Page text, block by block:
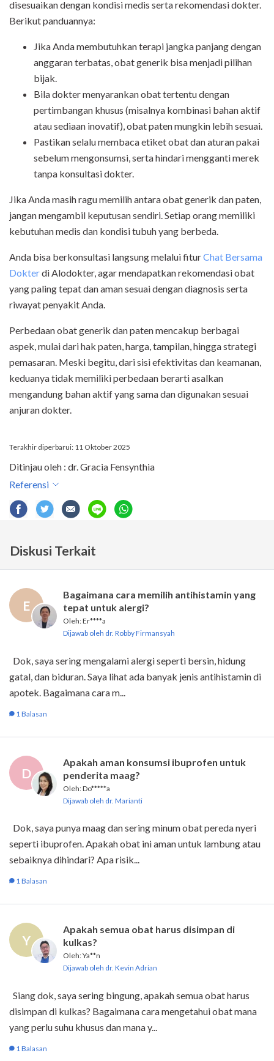
disesuaikan dengan kondisi medis serta rekomendasi dokter.
Berikut panduannya:
Jika Anda membutuhkan terapi jangka panjang dengan
anggaran terbatas, obat generik bisa menjadi pilihan
bijak.
Bila dokter menyarankan obat tertentu dengan
pertimbangan khusus (misalnya kombinasi bahan aktif
atau sediaan inovatif), obat paten mungkin lebih sesuai.
Pastikan selalu membaca etiket obat dan aturan pakai
sebelum mengonsumsi, serta hindari mengganti merek
tanpa konsultasi dokter.
Jika Anda masih ragu memilih antara obat generik dan paten,
jangan mengambil keputusan sendiri. Setiap orang memiliki
kebutuhan medis dan kondisi tubuh yang berbeda.
Anda bisa berkonsultasi langsung melalui fiturChat Bersama
Dokterdi Alodokter, agar mendapatkan rekomendasi obat
yang paling tepat dan aman sesuai dengan diagnosis serta
riwayat penyakit Anda.
Perbedaan obat generik dan paten mencakup berbagai
aspek, mulai dari hak paten, harga, tampilan, hingga strategi
pemasaran. Meski begitu, dari sisi efektivitas dan keamanan,
keduanya tidak memiliki perbedaan berarti asalkan
mengandung bahan aktif yang sama dan digunakan sesuai
anjuran dokter.
Terakhir diperbarui: 11 Oktober 2025